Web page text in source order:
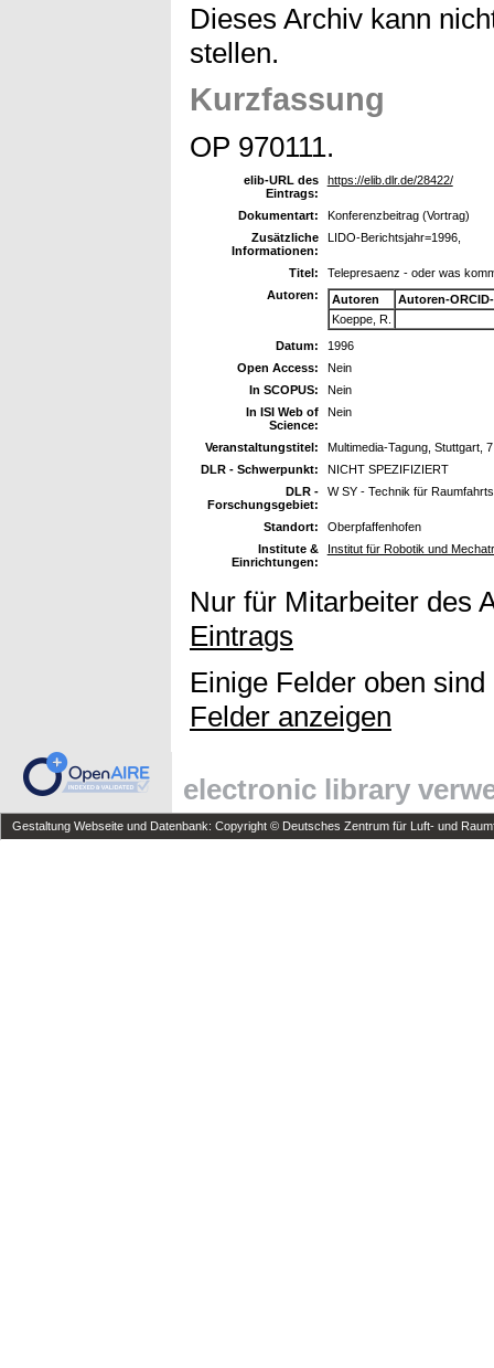
Dieses Archiv kann
stellen.
Kurzfassung
OP 970111.
elib-URL des
Eintrags:
https://elib.dlr.de/28422/
Dokumentart:
Konferenzbeitrag (Vortrag)
Zusätzliche
Informationen:
LIDO-Berichtsjahr=1996,
Titel:
Telepresaenz - oder was
Autoren:
Autoren
Autoren-
Koeppe, R.
Datum:
1996
Open Access:
Nein
In SCOPUS:
Nein
In ISI Web of
Science:
Nein
Veranstaltungstitel:
Multimedia-Tagung, Stuttgart,
DLR - Schwerpunkt:
NICHT SPEZIFIZIERT
DLR -
Forschungsgebiet:
W SY - Technik für
Standort:
Oberpfaffenhofen
Institute &
Einrichtungen:
Institut für Robotik und
Nur für Mitarbeiter des
Eintrags
Einige Felder oben
Felder anzeigen
electronic library
Gestaltung Webseite und Datenbank: Copyright © Deutsches Zentrum für Luft- und